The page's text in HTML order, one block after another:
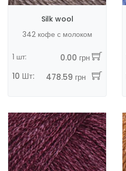
Silk wool
342 кофе с молоком
1 шт:
0.00 грн
10 Шт:
478.59 грн